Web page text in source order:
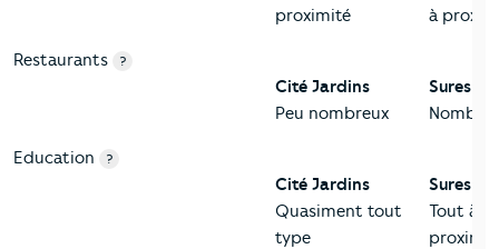
proximité
à
Restaurants ?
Cité Jardins
Peu nombreux
Suresnes
Education ?
Cité Jardins
Quasiment tout
type
Suresnes
Tout à